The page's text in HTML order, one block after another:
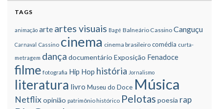
TAGS
animação arte artes visuais Bagé Balneário Cassino Canguçu
Carnaval Cassino cinema cinema brasileiro comédia curta-
metragem dança documentário Exposição Fenadoce
filme fotografia Hip Hop história Jornalismo
literatura livro Museu do Doce Música
Netflixopinião patrimônio histórico Pelotas poesia rap